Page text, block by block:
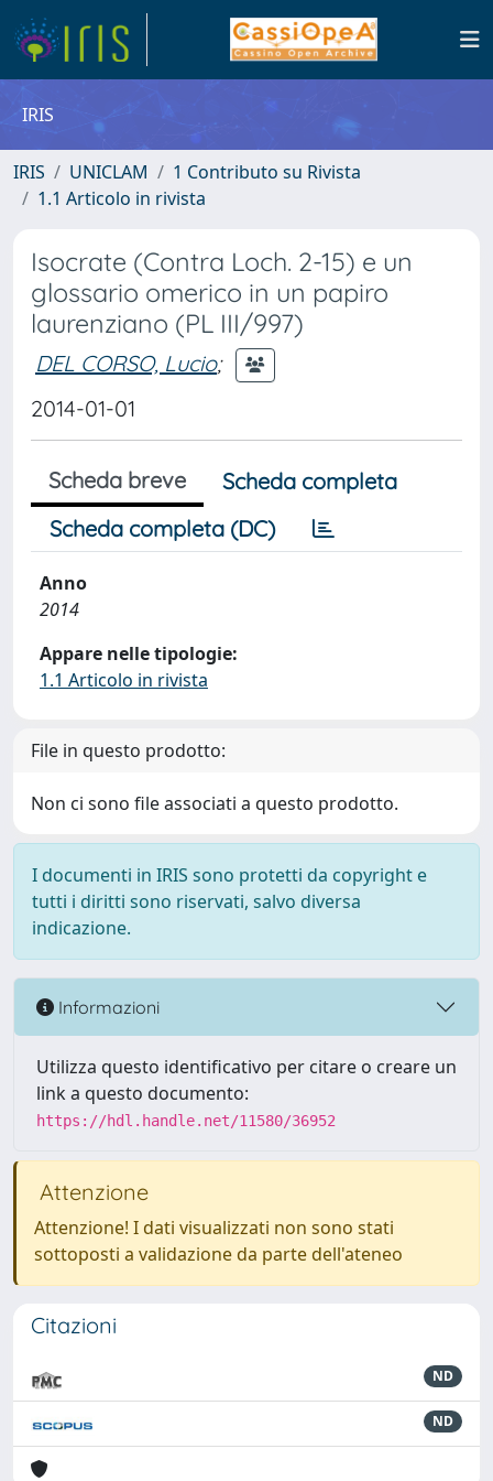
IRIS
IRIS UNICLAM
1 Contributo su Rivista
1.1 Articolo in rivista
Isocrate (Contra Loch. 2-15) e un
glossario omerico in un papiro
laurenziano (PL III/997)
DEL CORSO, Lucio;
2014-01-01
Scheda breve
Scheda completa
Scheda completa (DC)
Anno
2014
Appare nelle tipologie:
1.1 Articolo in rivista
File in questo prodotto:
Non ci sono file associati a questo prodotto.
I documenti in IRIS sono protetti da copyright e
tutti i diritti sono riservati, salvo diversa
indicazione.
Informazioni
Utilizza questo identificativo per citare o creare un
link a questo documento:
https://hdl.handle.net/11580/36952
Attenzione
Attenzione! I dati visualizzati non sono stati
sottoposti a validazione da parte dell'ateneo
Citazioni
ND
ND